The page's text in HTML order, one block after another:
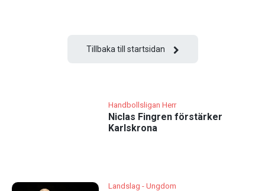
Tillbaka till startsidan
Handbollsligan Herr
Niclas Fingren förstärker
Karlskrona
Landslag - Ungdom